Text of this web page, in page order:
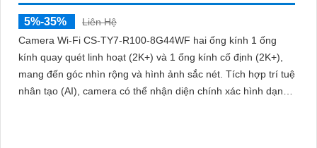
5%-35%
Liên Hệ
Camera Wi-Fi CS-TY7-R100-8G44WF hai ống kính 1 ống
kính quay quét linh hoạt (2K+) và 1 ống kính cố định (2K+),
mang đến góc nhìn rộng và hình ảnh sắc nét. Tích hợp trí tuệ
nhân tạo (AI), camera có thể nhận diện chính xác hình dạng